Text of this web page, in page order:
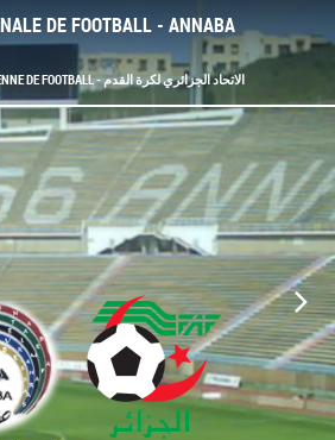
DE FOOTBALL - ANNABA
FÉDÉRATION ALGÉRIENNE DE FOOTBALL - الاتحاد الجزائري لكرة القدم